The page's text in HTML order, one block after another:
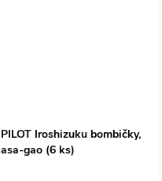
PILOT Iroshizuku bombičky,
asa-gao (6 ks)